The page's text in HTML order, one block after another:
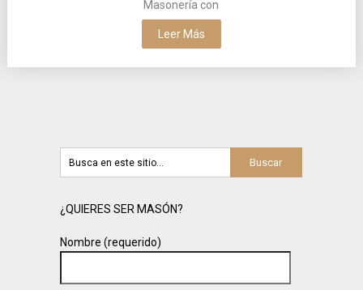
Masonería con
Leer Más
¿QUIERES SER MASÓN?
Nombre (requerido)